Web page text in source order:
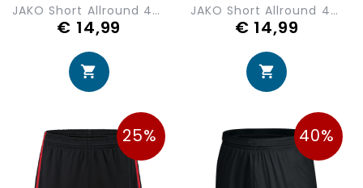
JAKO Short Allround 4499-800
€ 14,99
JAKO Short Allround 4499-803
€ 14,99
25% 40%